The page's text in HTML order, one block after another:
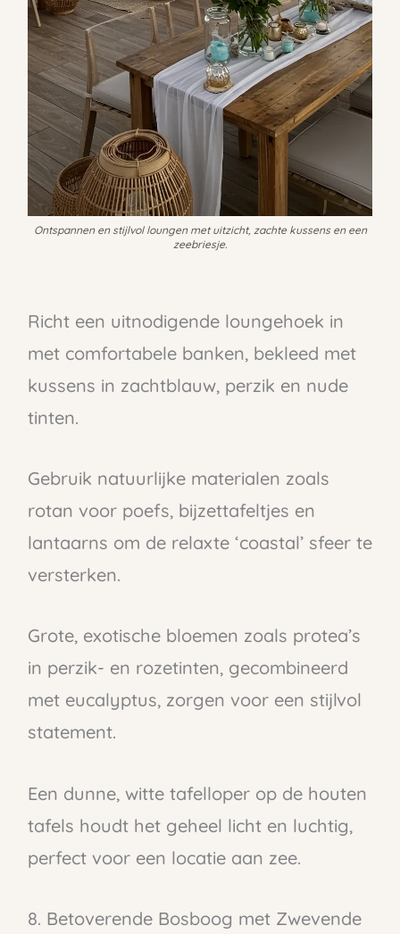
Ontspannen en stijlvol loungen met uitzicht, zachte kussens en een
zeebriesje.
Richt een uitnodigende loungehoek in
met comfortabele banken, bekleed met
kussens in zachtblauw, perzik en nude
tinten.
Gebruik natuurlijke materialen zoals
rotan voor poefs, bijzettafeltjes en
lantaarns om de relaxte ‘coastal’ sfeer te
versterken.
Grote, exotische bloemen zoals protea’s
in perzik- en rozetinten, gecombineerd
met eucalyptus, zorgen voor een stijlvol
statement.
Een dunne, witte tafelloper op de houten
tafels houdt het geheel licht en luchtig,
perfect voor een locatie aan zee.
8. Betoverende Bosboog met Zwevende